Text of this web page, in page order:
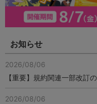
お知らせ
2026/08/06
【重要】規約関連一部改訂
2026/08/06